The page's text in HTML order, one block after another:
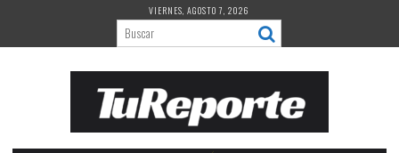
contenido
VIERNES, AGOSTO 7, 2026